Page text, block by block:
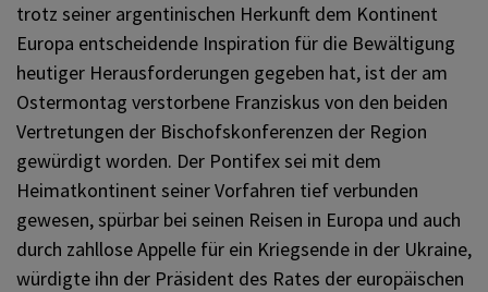
SONSTIGES
VERANSTALTUNGEN
trotz seiner argentinischen Herkunft dem Kontinent
Europa entscheidende Inspiration für die Bewältigung
heutiger Herausforderungen gegeben hat, ist der am
Ostermontag verstorbene Franziskus von den beiden
Vertretungen der Bischofskonferenzen der Region
gewürdigt worden. Der Pontifex sei mit dem
Heimatkontinent seiner Vorfahren tief verbunden
gewesen, spürbar bei seinen Reisen in Europa und auch
durch zahllose Appelle für ein Kriegsende in der Ukraine,
würdigte ihn der Präsident des Rates der europäischen